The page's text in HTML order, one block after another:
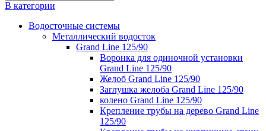
В категории
Водосточные системы
Металлический водосток
Grand Line 125/90
Воронка для одиночной установки
Grand Line 125/90
Желоб Grand Line 125/90
Заглушка желоба Grand Line 125/90
колено Grand Line 125/90
Крепление трубы на дерево Grand Line
125/90